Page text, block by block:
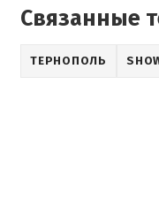
Связанные
ТЕРНОПОЛЬ